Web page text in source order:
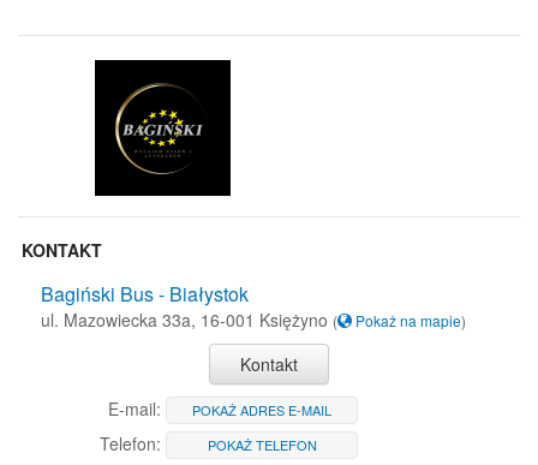
KONTAKT
Bagiński Bus - Białystok
ul. Mazowiecka 33a, 16-001 Księżyno ( Pokaż na mapie)
Kontakt
E-mail:
POKAŻ ADRES E-MAIL
Telefon: POKAŻ TELEFON